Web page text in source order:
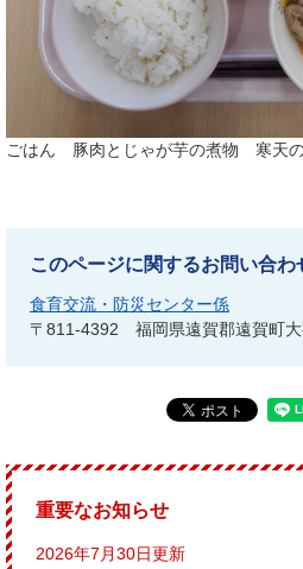
ごはん 豚肉とじゃが芋の煮物 寒天
このページに関するお問い合わ
食育交流・防災センター係
〒811-4392
福岡県遠賀郡遠賀町
重要なお知らせ
2026年7月30日更新